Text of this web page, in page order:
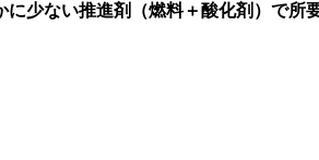
に少ない推進剤（燃料＋酸化剤）で所